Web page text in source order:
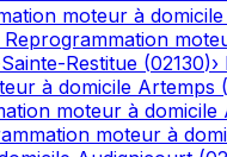
moteur à domicile
Reprogrammation
Restitue (02130)›
à domicile Artemps (
moteur à domicile
moteur à